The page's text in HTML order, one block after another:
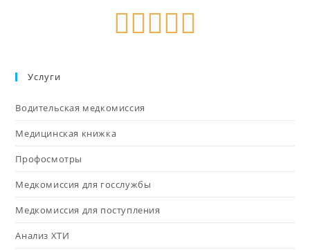
Услуги
Водительская медкомиссия
Медицинская книжка
Профосмотры
Медкомиссия для госслужбы
Медкомиссия для поступления
Анализ ХТИ